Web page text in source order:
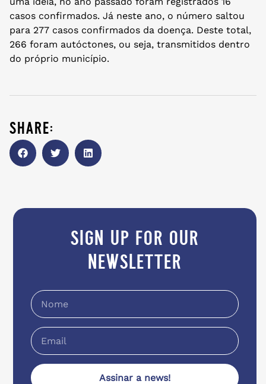
casos confirmados. Já neste ano, o número saltou
para 277 casos confirmados da doença. Deste total,
266 foram autóctones, ou seja, transmitidos dentro
do próprio município.
share:
sign up for our
newsletter
Assinar a news!